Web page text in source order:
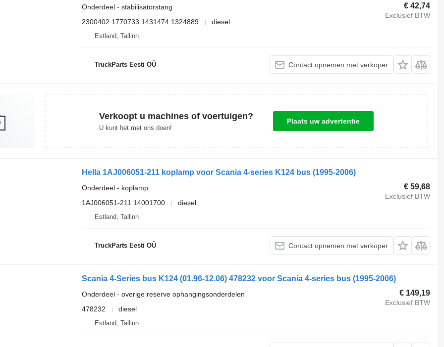
€ 42,74
Exclusief BTW
Onderdeel - stabilisatorstang
2300402 1770733 1431474 1324889
diesel
Estland, Tallinn
TruckParts Eesti OÜ Contact opnemen met verkoper
Verkoopt u machines of voertuigen?
U kunt het met ons doen!
Plaats uw advertentie
Hella 1AJ006051-211 koplamp voor Scania 4-series K124 bus (1995-2006)
€ 59,68
Exclusief BTW
Onderdeel - koplamp
1AJ006051-211 14001700
diesel
Estland, Tallinn
TruckParts Eesti OÜ Contact opnemen met verkoper
Scania 4-Series bus K124 (01.96-12.06) 478232 voor Scania 4-series bus (1995-2006)
€ 149,19
Exclusief BTW
Onderdeel - overige reserve ophangingsonderdelen
478232
diesel
Estland, Tallinn